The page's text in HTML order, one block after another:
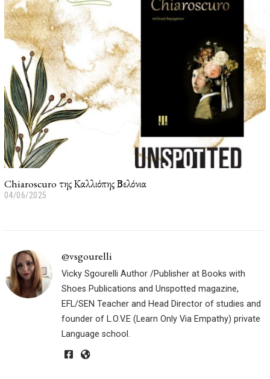
2
0
2
5
Chiaroscuro της Καλλιόπης Βελόνια
04/06/2025
2
0
2
@vsgourelli
Vicky Sgourelli Author /Publisher at Books with
Shoes Publications and Unspotted magazine,
EFL/SEN Teacher and Head Director of studies and
founder of L.O.V.E (Learn Only Via Empathy) private
Language school.